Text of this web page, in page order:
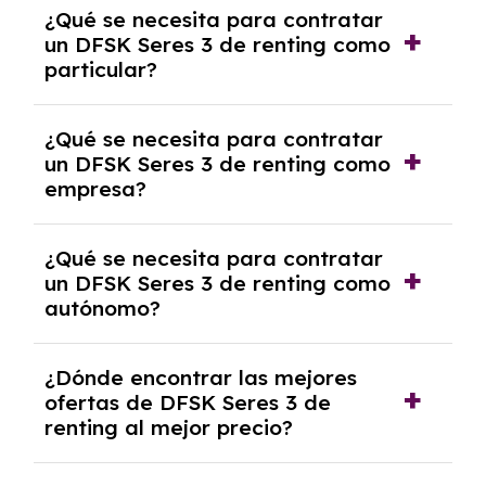
pero puede haber penalizaciones por
cancelación anticipada. Es importante revisar
las condiciones del contrato y hablar con un
experto que te asesore.
¿Qué se necesita para contratar
un DFSK Seres 3 de renting como
particular?
y, en algunos casos, una consulta de solvencia
crediticia y un pago inicial.
¿Qué se necesita para contratar
un DFSK Seres 3 de renting como
empresa?
documentación financiera y, en algunos
casos, un informe de solvencia de la empresa
y un pago inicial.
¿Qué se necesita para contratar
un DFSK Seres 3 de renting como
autónomo?
autónomos, justificante de ingresos y, en
algunos casos, un informe fiscal y un pago
inicial.
¿Dónde encontrar las mejores
ofertas de DFSK Seres 3 de
renting al mejor precio?